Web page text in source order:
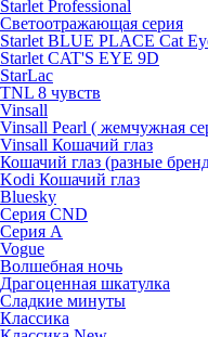
Starlet Professional
Светоотражающая серия
Starlet BLUE PLACE Cat
Starlet CAT'S EYE 9D
StarLac
TNL 8 чувств
Vinsall
Vinsall Pearl ( жемчужная
Vinsall Кошачий глаз
Кошачий глаз (разные
Kodi Кошачий глаз
Bluesky
Серия CND
Серия А
Vogue
Волшебная ночь
Драгоценная шкатулка
Сладкие минуты
Классика